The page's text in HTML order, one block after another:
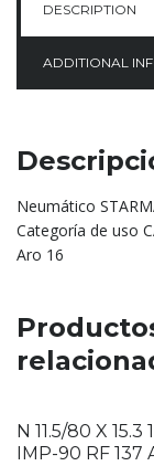
DESCRIPTION
ADDITIONAL
Neumático
Categoría de uso
Aro 16
N 11.5/80 X
IMP-90 RF 137